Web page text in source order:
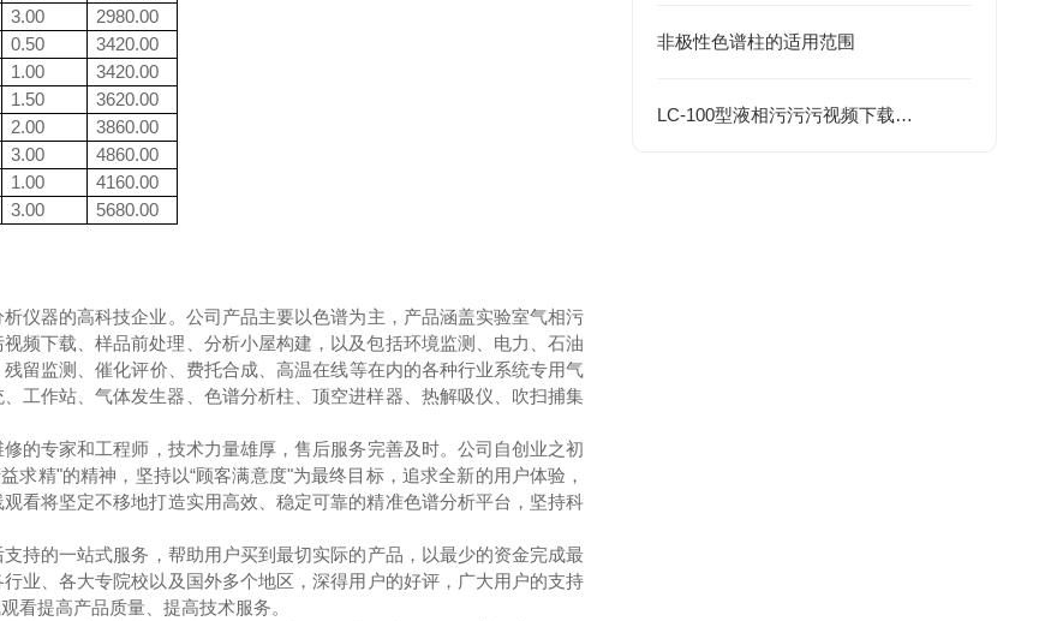
非极性色谱柱的适用范围
LC-100型液相污污污视频下载使用高效率的色谱柱，提高了分离效果
3.00
2980.00
0.50
3420.00
1.00
3420.00
1.50
3620.00
2.00
3860.00
3.00
4860.00
1.00
4160.00
3.00
5680.00
器的高科技企业。公司产品主要以色谱为主，产品涵盖实验室气相污
、样品前处理、分析小屋构建，以及包括环境监测、电力、石油
、残留监测、催化评价、费托合成、高温在线等在内的各种行业系统专用气
、气体发生器、色谱分析柱、顶空进样器、热解吸仪、吹扫捕集
的专家和工程师，技术力量雄厚，售后服务完善及时。公司自创业之初
精"的精神，坚持以“顾客满意度"为最终目标，追求全新的用户体验，
将坚定不移地打造实用高效、稳定可靠的精准色谱分析平台，坚持科
支持的一站式服务，帮助用户买到最切实际的产品，以最少的资金完成最
、各大专院校以及国外多个地区，深得用户的好评，广大用户的支持
高产品质量、提高技术服务。